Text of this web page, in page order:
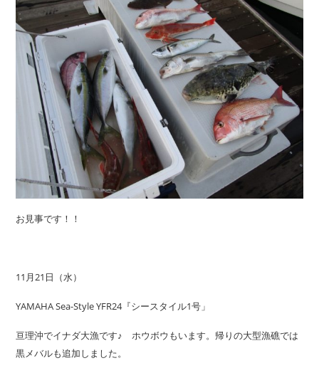
お見事です！！
11月21日（水）
YAMAHA Sea-Style YFR24『シースタイル1号」
亘理沖でイナダ大漁です♪ ホウボウもいます。帰りの大型漁礁では
黒メバルも追加しました。